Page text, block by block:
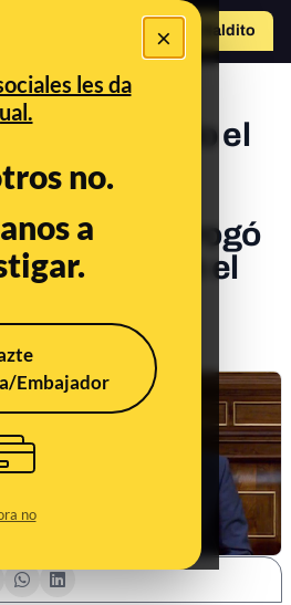
×
les da
no.
a
Embajador
no
Hazte Maldito
cuando el
aborto, el
luego no derogó
estuvo en el
PM